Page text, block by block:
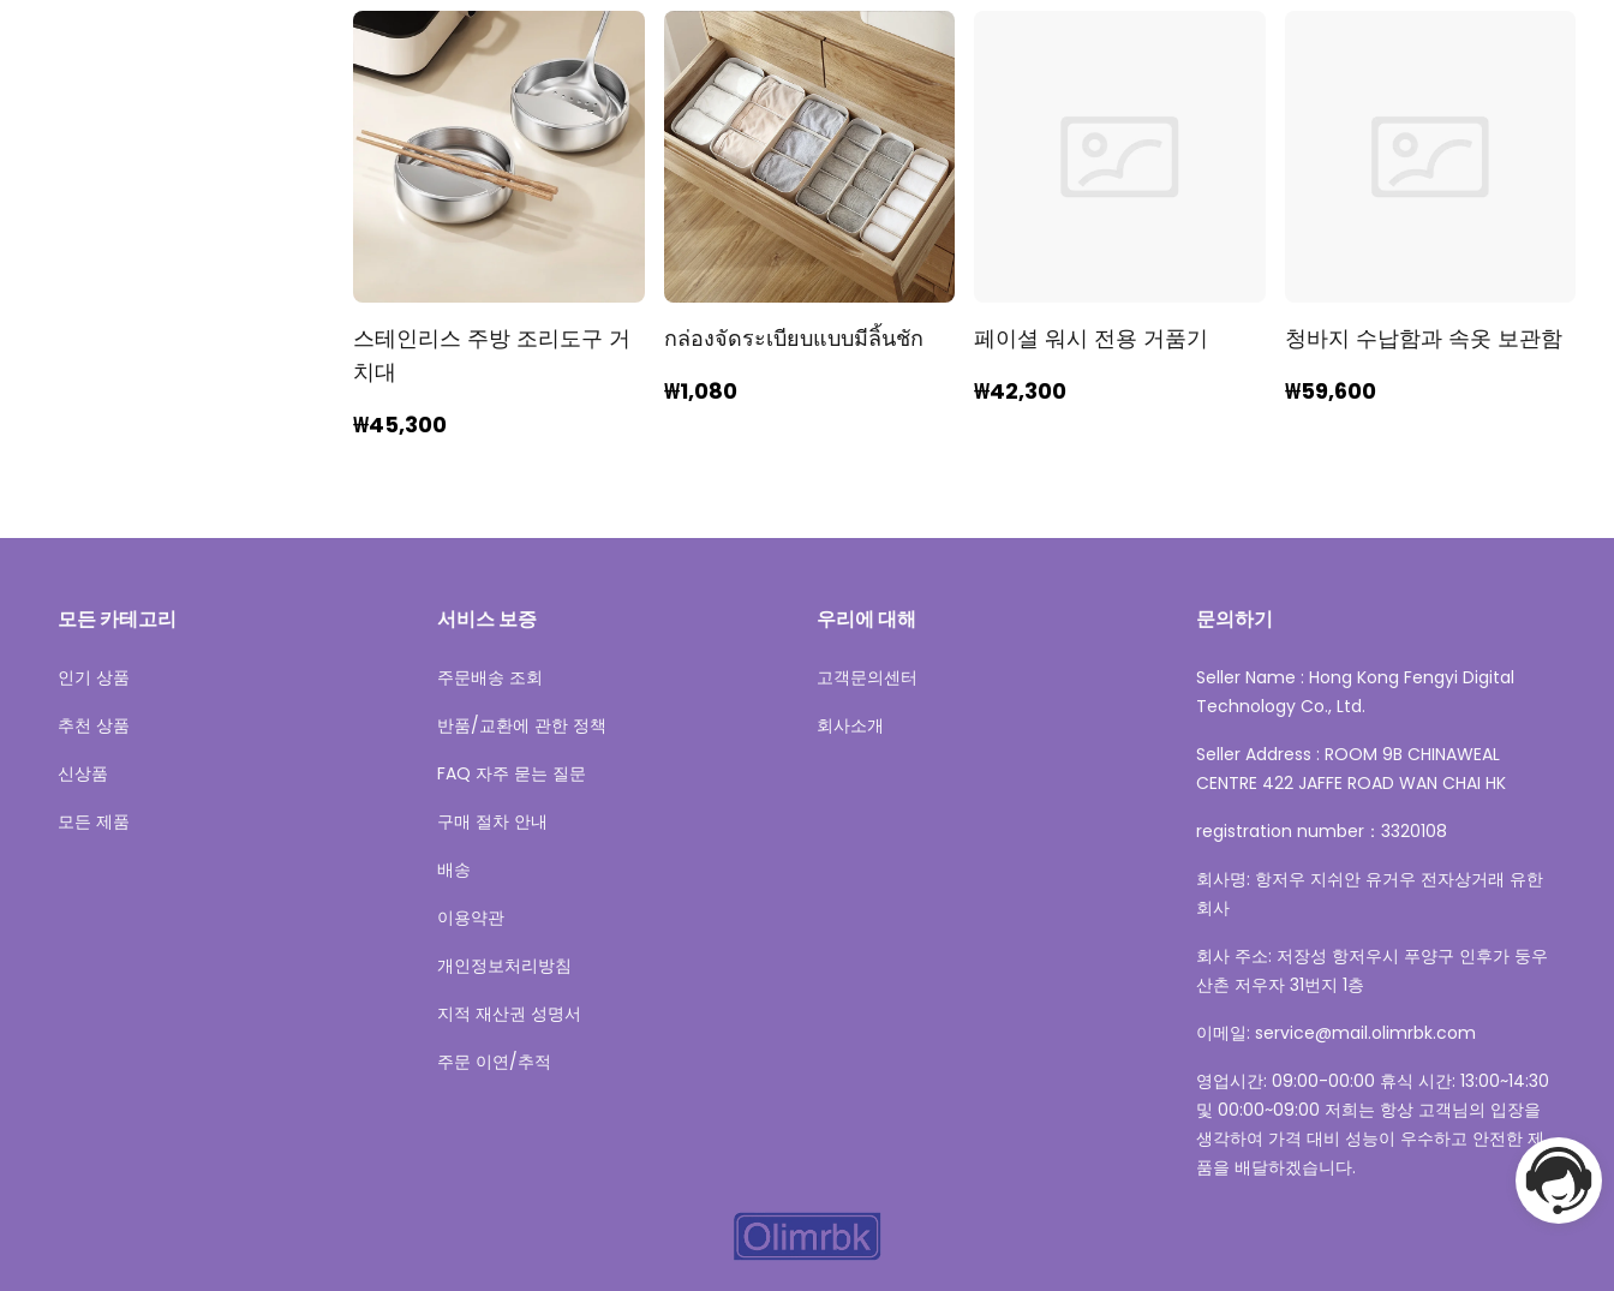
스테인리스 주방 조리도구 거
치대
₩45,300
กล่องจัดระเบียบแบบมีลิ้นชัก
₩1,080
페이셜 워시 전용 거품기
₩42,300
청바지 수납함과 속옷 보관함
₩59,600
모든 카테고리
인기 상품
추천 상품
신상품
모든 제품
서비스 보증
주문배송 조회
반품/교환에 관한 정책
FAQ 자주 묻는 질문
구매 절차 안내
배송
이용약관
개인정보처리방침
지적 재산권 성명서
주문 이연/추적
우리에 대해
고객문의센터
회사소개
문의하기
Seller Name : Hong Kong Fengyi Digital
Technology Co., Ltd.
Seller Address : ROOM 9B CHINAWEAL
CENTRE 422 JAFFE ROAD WAN CHAI HK
registration number：3320108
회사명: 항저우 지쉬안 유거우 전자상거래 유한
회사
회사 주소: 저장성 항저우시 푸양구 인후가 둥우
산촌 저우자 31번지 1층
이메일: service@mail.olimrbk.com
영업시간: 09:00-00:00 휴식 시간: 13:00~14:30
및 00:00~09:00 저희는 항상 고객님의 입장을
생각하여 가격 대비 성능이 우수하고 안전한 제
품을 배달하겠습니다.